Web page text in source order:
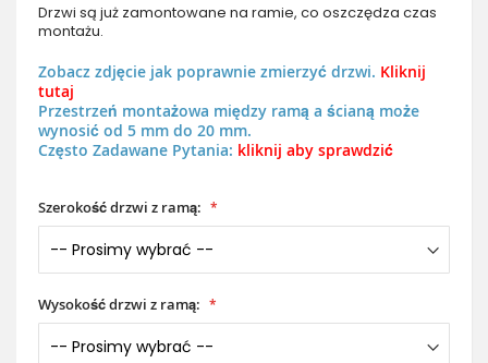
Drzwi są już zamontowane na ramie, co oszczędza czas
montażu.
Zobacz zdjęcie jak poprawnie zmierzyć drzwi. Kliknij
tutaj
Przestrzeń montażowa między ramą a ścianą może
wynosić od 5 mm do 20 mm.
Często Zadawane Pytania: kliknij aby sprawdzić
Szerokość drzwi z ramą:
Wysokość drzwi z ramą: